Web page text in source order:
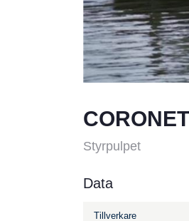
Styrpulpet
Data
Tillverkare